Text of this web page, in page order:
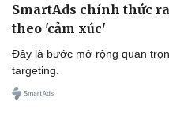
SmartAds chính thức
theo 'cảm xúc'
Đây là bước mở rộng quan
targeting.